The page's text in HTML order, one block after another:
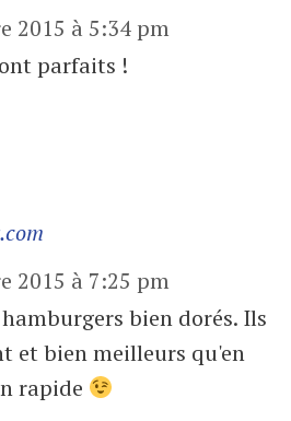
2015 à 5:34 pm
parfaits !
2015 à 7:25 pm
bien dorés. Ils
et bien meilleurs qu'en
rapide